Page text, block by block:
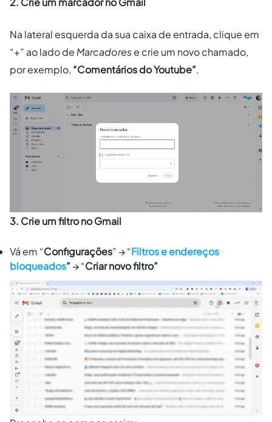
Na lateral esquerda da sua caixa de entrada, clique em
“+” ao lado de Marcadorese crie um novo chamado,
por exemplo, “Comentários do Youtube”.
3. Crie um filtro no Gmail
Vá em “Configurações” → “Filtros e endereços
bloqueados”→ “Criar novo filtro”